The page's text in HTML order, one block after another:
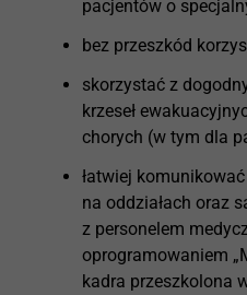
pacjentów o
bez przeszkód
skorzystać z
krzeseł
chorych (w tym dla
łatwiej
na oddziałach oraz
z personelem
oprogramowaniem
kadra przeszkolona